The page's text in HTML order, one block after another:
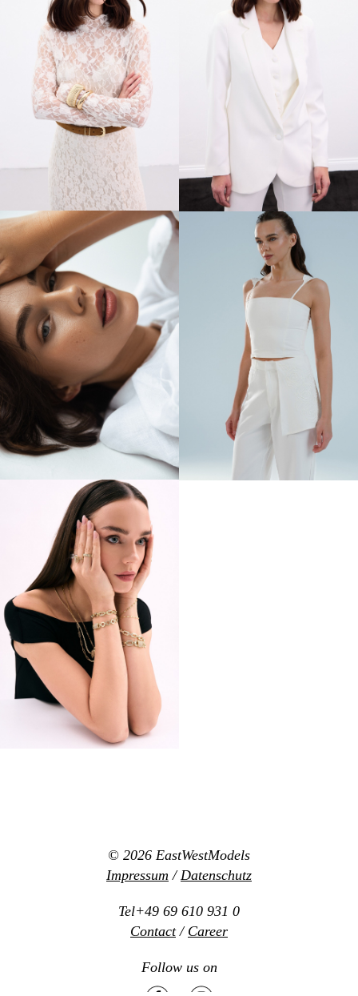
© 2026 EastWestModels
Impressum / Datenschutz
Tel+49 69 610 931 0
Contact/ Career
Follow us on